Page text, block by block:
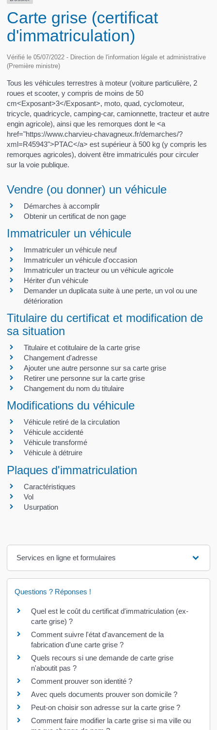
Carte grise (certificat
d'immatriculation)
Vérifié le 05/07/2022 - Direction de l'information légale et administrative
(Première ministre)
Tous les véhicules terrestres à moteur (voiture particulière, 2
roues et scooter, y compris de moins de 50
cm<Exposant>3</Exposant>, moto, quad, cyclomoteur,
tricycle, quadricycle, camping-car, camionnette, tracteur et autre
engin agricole), ainsi que les remorques dont le <a
href="https://www.charvieu-chavagneux.fr/demarches/?
xml=R45943">PTAC</a> est supérieur à 500 kg (y compris les
remorques agricoles), doivent être immatriculés pour circuler
sur la voie publique.
Vendre (ou donner) un véhicule
Démarches à accomplir
Obtenir un certificat de non gage
Immatriculer un véhicule
Immatriculer un véhicule neuf
Immatriculer un véhicule d'occasion
Immatriculer un tracteur ou un véhicule agricole
Hériter d'un véhicule
Demander un duplicata suite à une perte, un vol ou une
détérioration
Titulaire du certificat et modification de
sa situation
Titulaire et cotitulaire de la carte grise
Changement d'adresse
Ajouter une autre personne sur sa carte grise
Retirer une personne sur la carte grise
Changement du nom du titulaire
Modifications du véhicule
Véhicule retiré de la circulation
Véhicule accidenté
Véhicule transformé
Véhicule à détruire
Plaques d'immatriculation
Caractéristiques
Vol
Usurpation
Services en ligne et formulaires
Questions ? Réponses !
Quel est le coût du certificat d'immatriculation (ex-
carte grise) ?
Comment suivre l'état d'avancement de la
fabrication d'une carte grise ?
Quels recours si une demande de carte grise
n'aboutit pas ?
Comment prouver son identité ?
Avec quels documents prouver son domicile ?
Peut-on choisir son adresse sur la carte grise ?
Comment faire modifier la carte grise si ma ville ou